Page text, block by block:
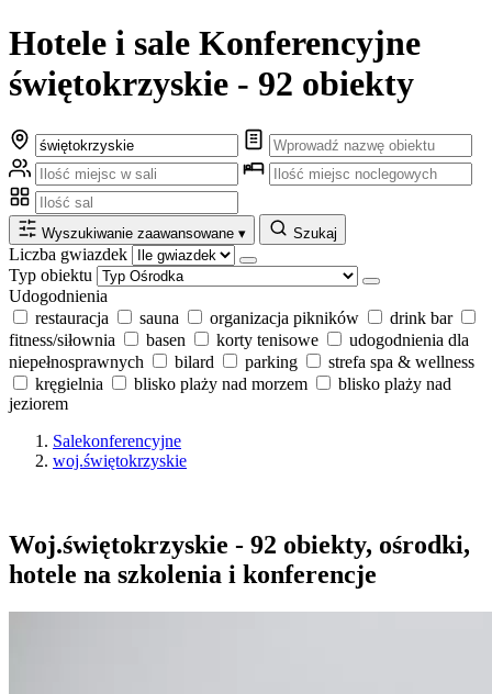
Hotele i sale Konferencyjne
świętokrzyskie - 92 obiekty
Wyszukiwanie zaawansowane ▾ Szukaj
Liczba gwiazdek
Typ obiektu
Udogodnienia
restauracja
sauna organizacja pikników
drink bar
fitness/siłownia
basen korty tenisowe
udogodnienia dla
niepełnosprawnych
bilard parking
strefa spa & wellness
kręgielnia
blisko plaży nad morzem
blisko plaży nad
jeziorem
Salekonferencyjne
woj.świętokrzyskie
Woj.świętokrzyskie - 92 obiekty, ośrodki,
hotele na szkolenia i konferencje